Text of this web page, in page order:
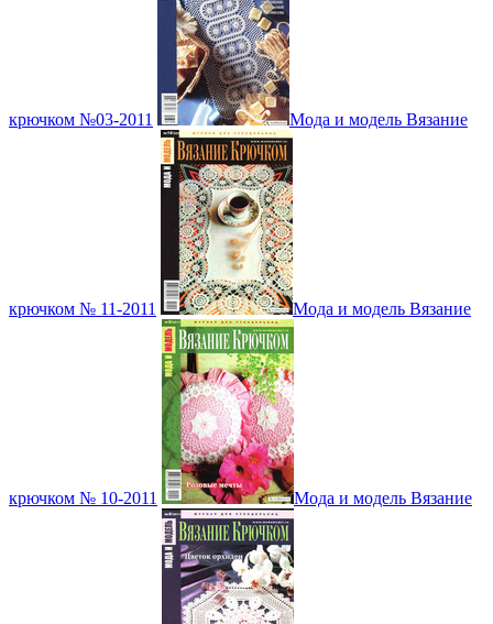
крючком №03-2011 Мода и модель Вязание
крючком № 11-2011 Мода и модель Вязание
крючком № 10-2011 Мода и модель Вязание